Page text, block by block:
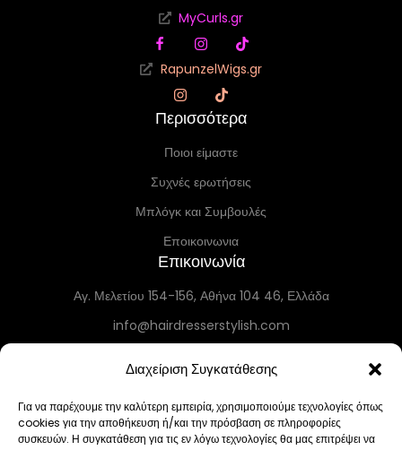
Διαχείριση Συγκατάθεσης
Για να παρέχουμε την καλύτερη εμπειρία, χρησιμοποιούμε τεχνολογίες όπως
cookies για την αποθήκευση ή/και την πρόσβαση σε πληροφορίες
συσκευών. Η συγκατάθεση για τις εν λόγω τεχνολογίες θα μας επιτρέψει να
MyCurls.gr
RapunzelWigs.gr
Περισσότερα
Ποιοι είμαστε
Συχνές ερωτήσεις
Μπλόγκ και Συμβουλές
Εποικοινωνια
Επικοινωνία
Αγ. Μελετίου 154-156, Αθήνα 104 46, Ελλάδα
info@hairdresserstylish.com
Τετ–Τρ 10:30–19:30 • Πέμ 10:30–18:00 • Παρ 12:00–19:30 • Σάβ 12:00–
19:00 • Κυρ–Δευ Κλειστά